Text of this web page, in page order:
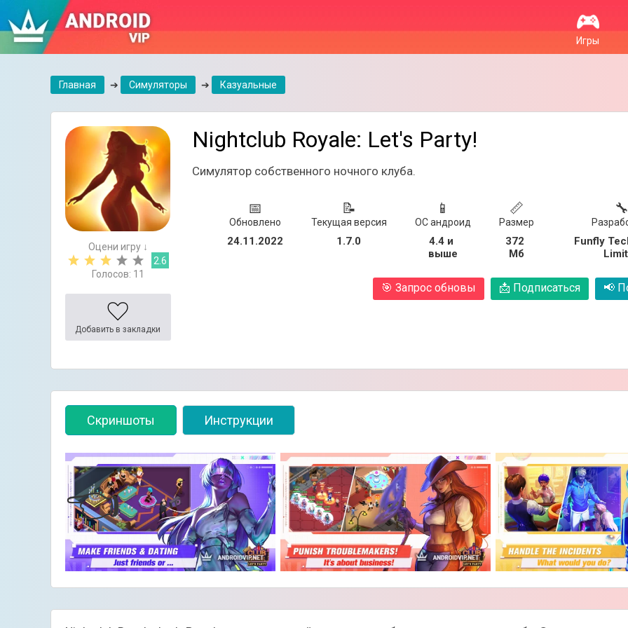
Игры
Главная ➔ Симуляторы ➔ Казуальные
Оцени игру ↓
2.6
Голосов: 11
Добавить в закладки
Nightclub Royale: Let's Party!
Симулятор собственного ночного клуба.
📅
Обновлено
24.11.2022
📝
Текущая версия
1.7.0
📱
ОС андроид
4.4 и
выше
📏
Размер
372
Мб
Funfly
🎯 Запрос обновы 📩 Подписаться 📢
Скриншоты Инструкции
👈